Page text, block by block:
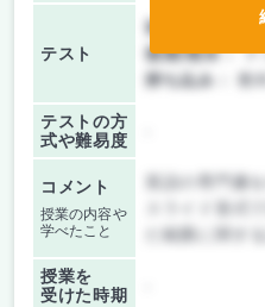
テスト
前期/中間：
後期/期末：テ
持ち込み：
教
テストの方
式や難易度
コメント
授業の内容や
学べたこと
英語の専門書
スライド形式
だ範囲に関す
授業を
受けた時期